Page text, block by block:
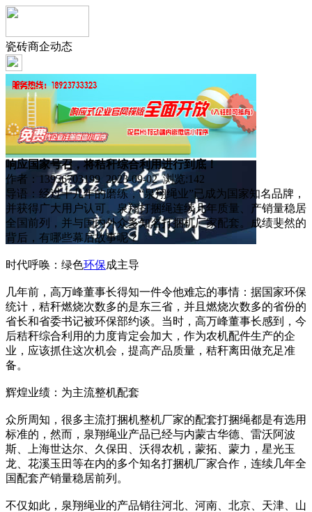
瓷砖商企动态
响应国家号召，将秸秆综合利用进行到底！
作者：13956703199 2023-09-02 浏览:142
导语：经过十几年的磨练，“泉翔绳业”已成为国家知名品牌，
并获得广大用户认可。泉翔打捆绳连续几年质量、产销量稳居
全国前列，并与国内外众多知名打捆机厂家配套。成绩斐然的
背后，有哪些幕后故事呢？
时代呼唤：绿色环保成主导
几年前，高万峰董事长得知一件令他难忘的事情：据国家环保
统计，秸秆燃烧次数多的是东三省，并且燃烧次数多的省份的
省长和省委书记被环保部约谈。当时，高万峰董事长感到，今
后秸秆综合利用的力度肯定会加大，作为农机配件生产的企
业，应该抓住这次机会，提高产品质量，秸秆离田做充足准
备。
辉煌业绩：为主流整机配套
众所周知，很多主流打捆机整机厂家的配套打捆绳都是有选用
标准的，然而，泉翔绳业产品已经与内蒙古华德、雷沃阿波
斯、上海世达尔、久保田、沃得农机，蒙拓、蒙力，星光玉
龙、花溪玉田等在内的多个知名打捆机厂家合作，连续几年全
国配套产销量稳居前列。
不仅如此，泉翔绳业的产品销往河北、河南、北京、天津、山